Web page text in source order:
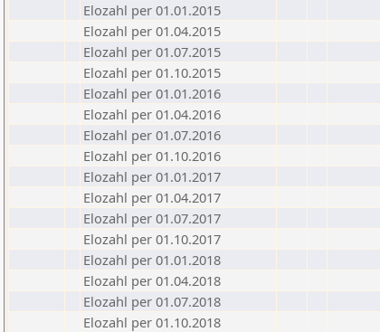
Elozahl per 01.01.2015
Elozahl per 01.04.2015
Elozahl per 01.07.2015
Elozahl per 01.10.2015
Elozahl per 01.01.2016
Elozahl per 01.04.2016
Elozahl per 01.07.2016
Elozahl per 01.10.2016
Elozahl per 01.01.2017
Elozahl per 01.04.2017
Elozahl per 01.07.2017
Elozahl per 01.10.2017
Elozahl per 01.01.2018
Elozahl per 01.04.2018
Elozahl per 01.07.2018
Elozahl per 01.10.2018